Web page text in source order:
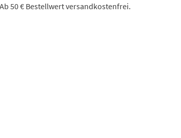
Ab 50 € Bestellwert versandkostenfrei.